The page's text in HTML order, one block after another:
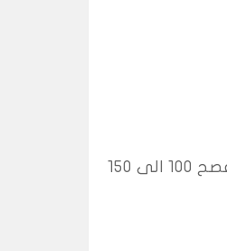
عملت في أبرشية زومبا فترة عشر سنوات وكنا نستقبل كل سنة، عشية عيد الفصح 100 الى 150